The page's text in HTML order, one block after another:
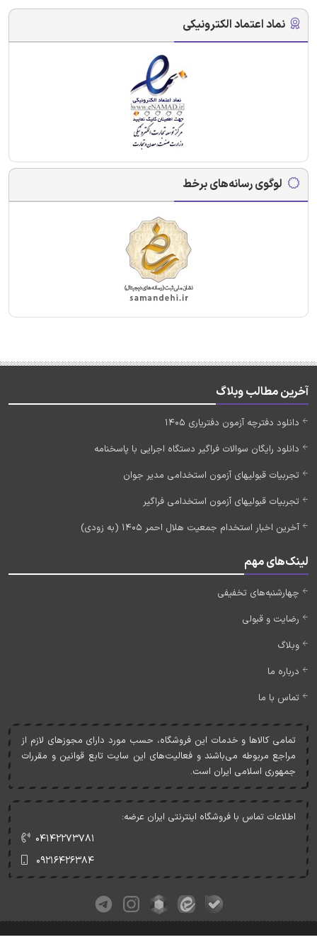
نماد اعتماد الکترونیکی
لوگوی رسانه‌های برخط
آخرین مطالب وبلاگ
دانلود دفترچه آزمون دفتریاری 1405
دانلود رایگان سوالات فراگیر دستگاه اجرایی با پاسخنامه
تجربیات قبولیهای آزمون استخدامی مدیر جوان
تجربیات قبولیهای آزمون استخدامی فراگیر
آخرین اخبار استخدام جمعیت هلال احمر 1405 (به زودی)
لینک‌های مهم
چهارشنبه‌های تخفیفی
رضایت و قبولی
وبلاگ
درباره ما
تماس با ما
تمامی کالاها و خدمات اين فروشگاه، حسب مورد دارای مجوزهای لازم از
مراجع مربوطه می‌باشند و فعاليت‌های اين سايت تابع قوانين و مقررات
جمهوری اسلامی ايران است.
اطلاعات تماس با فروشگاه اینترنتی ایران عرضه:
۰۴۱۴۲۲۷۳۷۸۱
۰۹۲۱۶۴۲۶۳۸۴